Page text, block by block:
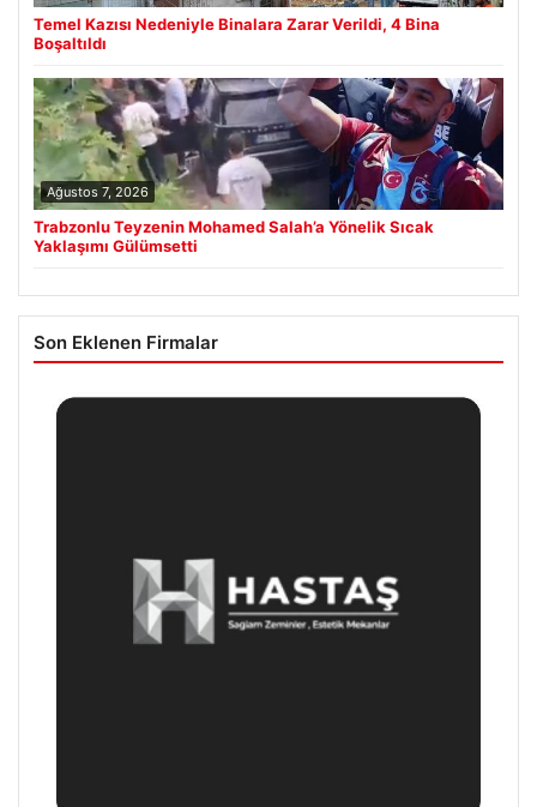
Temel Kazısı Nedeniyle Binalara Zarar Verildi, 4 Bina
Boşaltıldı
Ağustos 7, 2026
Trabzonlu Teyzenin Mohamed Salah’a Yönelik Sıcak
Yaklaşımı Gülümsetti
Son Eklenen Firmalar